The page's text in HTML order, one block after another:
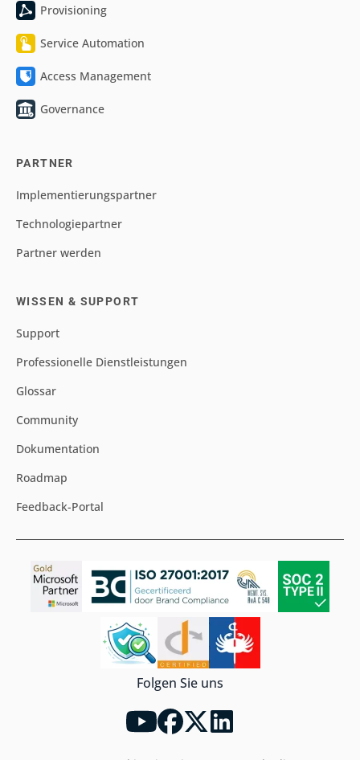
Provisioning
Service Automation
Access Management
Governance
PARTNER
Implementierungspartner
Technologiepartner
Partner werden
WISSEN & SUPPORT
Support
Professionelle Dienstleistungen
Glossar
Community
Dokumentation
Roadmap
Feedback-Portal
Folgen Sie uns